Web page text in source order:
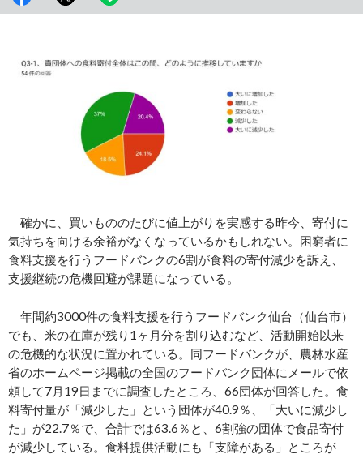
確かに、買いもののたびに値上がりを実感する昨今、寄付に
気持ちを向ける余裕がなくなっているかもしれない。困窮者に
食料支援を行うフードバンクの6割が食料の寄付減少を訴え、
支援継続の危機回避が課題になっている。
年間約3000件の食料支援を行うフードバンク仙台（仙台市）
でも、米の在庫が残り1ヶ月分を割り込むなど、活動開始以来
の危機的な状況に置かれている。同フードバンクが、農林水産
省のホームページ掲載の全国のフードバンク団体にメールで依
頼して7月19日までに調査したところ、66団体が回答した。食
料寄付量が「減少した」という団体が40.9％、「大いに減少し
た」が22.7％で、合計では63.6％と、6割強の団体で食品寄付
が減少している。食料提供活動にも「支障がある」ところが